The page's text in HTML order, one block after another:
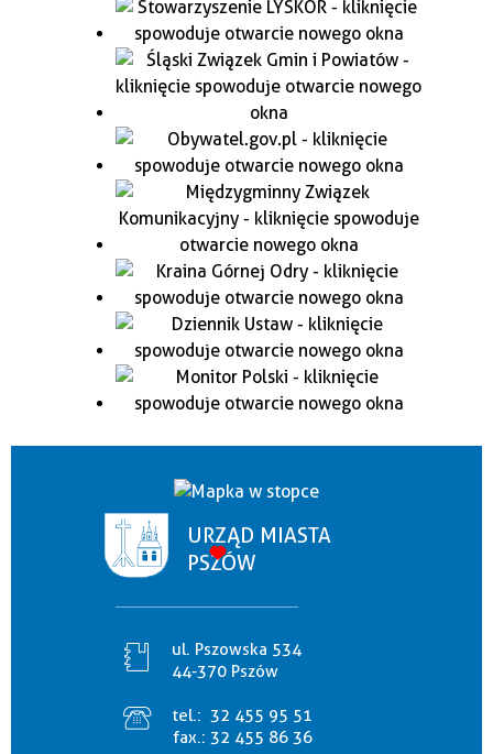
URZĄD MIASTA
PSZÓW
ul. Pszowska 534
44-370 Pszów
tel.: 32 455 95 51
fax.: 32 455 86 36